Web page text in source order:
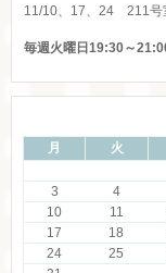
11/10、17、24 211号
毎週火曜日19:30～
月 火
3
4
10
11
17
18
24
25